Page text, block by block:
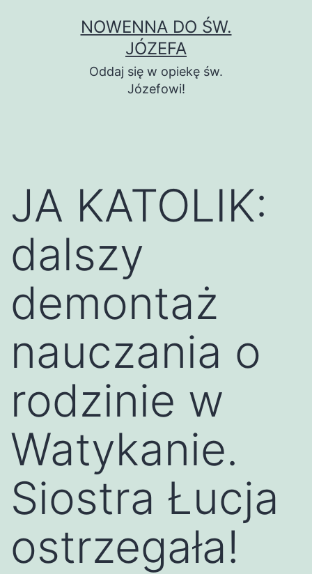
NOWENNA DO ŚW.
JÓZEFA
Oddaj się w opiekę św.
Józefowi!
JA KATOLIK:
dalszy
demontaż
nauczania o
rodzinie w
Watykanie.
Siostra Łucja
ostrzegała!